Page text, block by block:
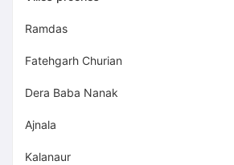
Ramdas
Fatehgarh Churian
Dera Baba Nanak
Ajnala
Kalanaur